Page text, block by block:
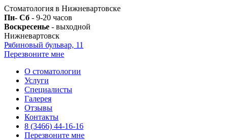
Стоматология в Нижневартовске
Пн- Сб - 9-20 часов
Воскресенье - выходной
Нижневартовск
Рябиновый бульвар, 11
Перезвоните мне
О стоматологии
Услуги
Специалисты
Галерея
Отзывы
Контакты
8 (3466) 44-16-16
Перезвоните мне